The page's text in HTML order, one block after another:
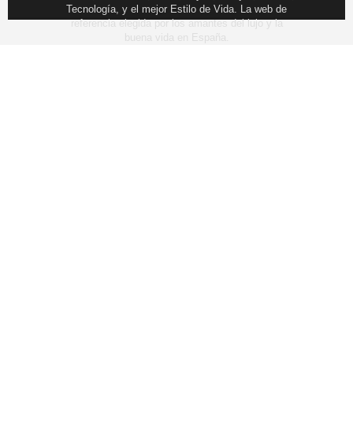
Tecnología, y el mejor Estilo de Vida. La web de
referencia elegida por los amantes del lujo y la